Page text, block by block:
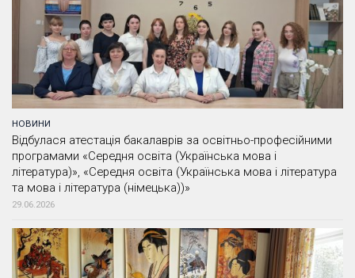
НОВИНИ
Відбулася атестація бакалаврів за освітньо-професійними
програмами «Середня освіта (Українська мова і
література)», «Середня освіта (Українська мова і література
та мова і література (німецька))»
29.06.2026